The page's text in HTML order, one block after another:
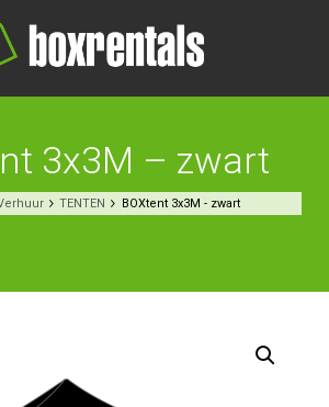
3x3M – zwart
TENTEN BOXtent 3x3M - zwart